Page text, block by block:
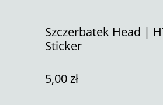
Szczerbatek Head |
Sticker
5,00 zł